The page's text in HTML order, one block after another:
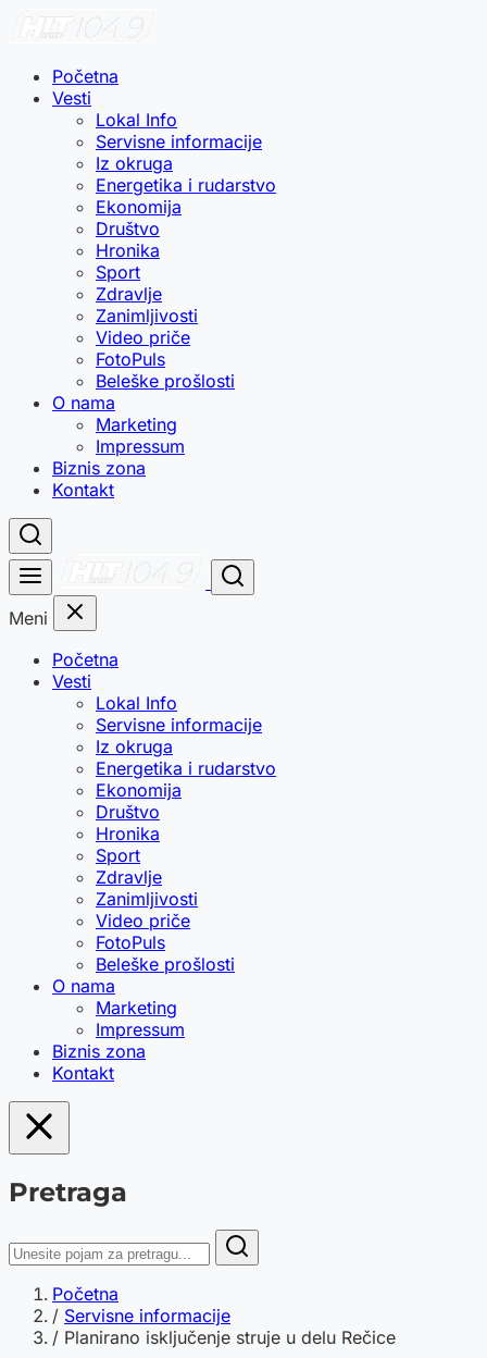
Početna
Vesti
Lokal Info
Servisne informacije
Iz okruga
Energetika i rudarstvo
Ekonomija
Društvo
Hronika
Sport
Zdravlje
Zanimljivosti
Video priče
FotoPuls
Beleške prošlosti
O nama
Marketing
Impressum
Biznis zona
Kontakt
Meni
Početna
Vesti
Lokal Info
Servisne informacije
Iz okruga
Energetika i rudarstvo
Ekonomija
Društvo
Hronika
Sport
Zdravlje
Zanimljivosti
Video priče
FotoPuls
Beleške prošlosti
O nama
Marketing
Impressum
Biznis zona
Kontakt
Pretraga
Početna
/ Servisne informacije
/ Planirano isključenje struje u delu Rečice